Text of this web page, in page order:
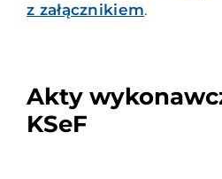
z załącznikiem.
Akty
KSeF